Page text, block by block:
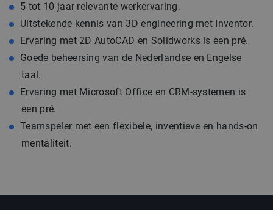
5 tot 10 jaar relevante werkervaring.
Uitstekende kennis van 3D engineering met Inventor.
Ervaring met 2D AutoCAD en Solidworks is een pré.
Goede beheersing van de Nederlandse en Engelse
taal.
Ervaring met Microsoft Office en CRM-systemen is
een pré.
Teamspeler met een flexibele, inventieve en hands-on
mentaliteit.